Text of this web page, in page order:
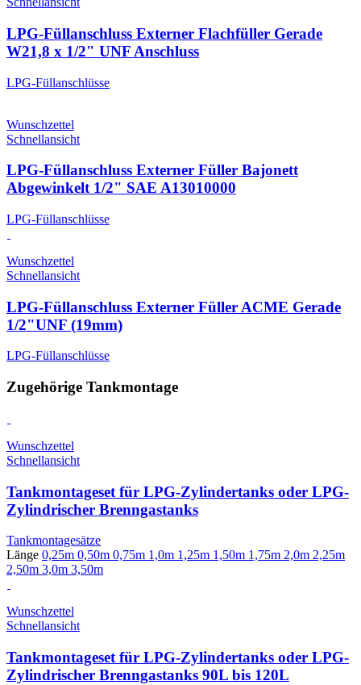
LPG-Füllanschluss Externer Flachfüller Gerade
W21,8 x 1/2" UNF Anschluss
LPG-Füllanschlüsse
Wunschzettel
Schnellansicht
LPG-Füllanschluss Externer Füller Bajonett
Abgewinkelt 1/2" SAE A13010000
LPG-Füllanschlüsse
Wunschzettel
Schnellansicht
LPG-Füllanschluss Externer Füller ACME Gerade
1/2"UNF (19mm)
LPG-Füllanschlüsse
Zugehörige Tankmontage
Wunschzettel
Schnellansicht
Tankmontageset für LPG-Zylindertanks oder LPG-
Zylindrischer Brenngastanks
Tankmontagesätze
Länge 0,25m 0,50m 0,75m 1,0m 1,25m 1,50m 1,75m 2,0m 2,25m
2,50m 3,0m 3,50m
Wunschzettel
Schnellansicht
Tankmontageset für LPG-Zylindertanks oder LPG-
Zylindrischer Brenngastanks 90L bis 120L